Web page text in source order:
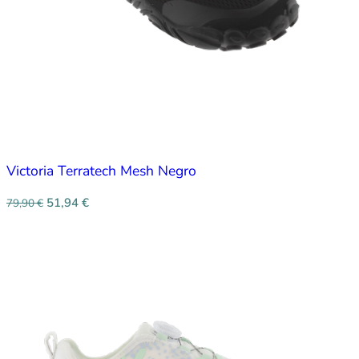
Victoria Terratech Mesh Negro
79,90€ 51,94 €